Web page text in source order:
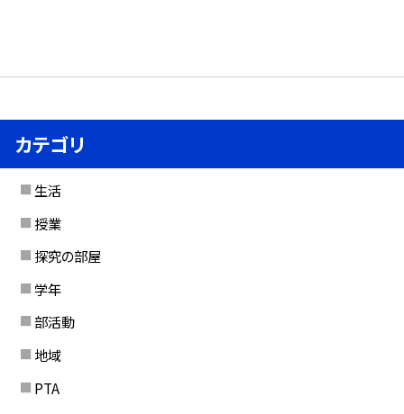
カテゴリ
生活
授業
探究の部屋
学年
部活動
地域
PTA